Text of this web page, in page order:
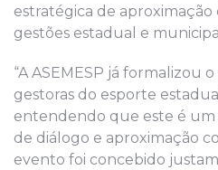
estratégica de
gestões estadual e
“A ASEMESP já formalizou
gestoras do esporte
entendendo que este é
de diálogo e aproximação
evento foi concebido